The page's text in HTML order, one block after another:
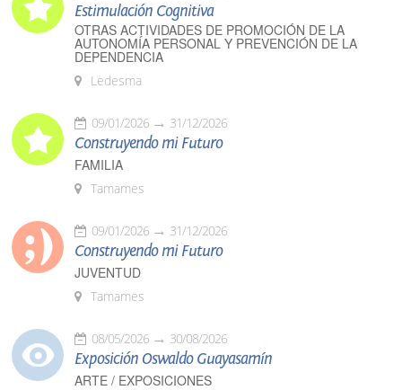
Estimulación Cognitiva
OTRAS ACTIVIDADES DE PROMOCIÓN DE LA
AUTONOMÍA PERSONAL Y PREVENCIÓN DE LA
DEPENDENCIA
Ledesma
09/01/2026 31/12/2026
Construyendo mi Futuro
FAMILIA
Tamames
09/01/2026 31/12/2026
Construyendo mi Futuro
JUVENTUD
Tamames
08/05/2026 30/08/2026
Exposición Oswaldo Guayasamín
ARTE / EXPOSICIONES